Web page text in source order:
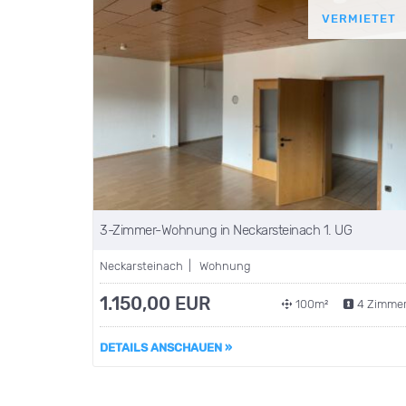
VERMIETET
3-Zimmer-Wohnung in Neckarsteinach 1. UG
Neckarsteinach | Wohnung
1.150,00 EUR 100m² 4
DETAILS ANSCHAUEN »